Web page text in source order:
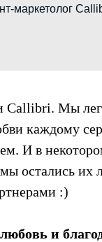
маркетолог
Callibri. Мы
каждому
И в
остались их
:)
и